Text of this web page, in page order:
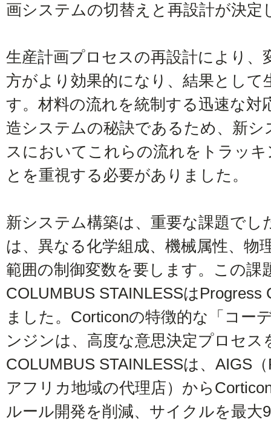
画システムの切替えと再設計が決定
生産計画プロセスの再設計により、
方がより効果的になり、結果として
す。材料の流れを統制する迅速な対
造システムの秘訣であるため、新
スにおいてこれらの流れをトラッ
とを重視する必要がありました。
新システム構築は、重要な課題でし
は、異なる化学組成、機械属性、物
範囲の制御変数を要します。この課
COLUMBUS STAINLESSは
ました。Corticonの特徴的な「コー
ンジンは、高度な意思決定プロセス
COLUMBUS STAINLESSは、AIGS
アフリカ地域の代理店）から
ルール開発を削減、サイクルを最大